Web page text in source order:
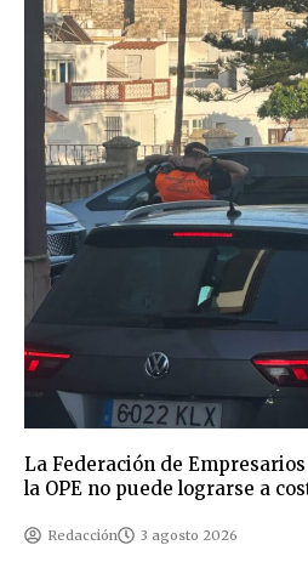
La Federación de
la OPE no puede lograrse a
Redacción 3 agosto 2026